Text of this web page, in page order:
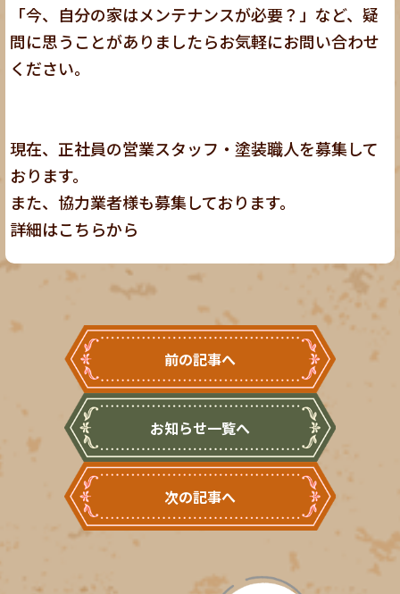
「今、自分の家はメンテナンスが必要？」など、疑
問に思うことがありましたらお気軽にお問い合わせ
ください。
現在、正社員の営業スタッフ・塗装職人を募集して
おります。
また、協力業者様も募集しております。
詳細はこちらから
前の記事へ
お知らせ一覧へ
次の記事へ